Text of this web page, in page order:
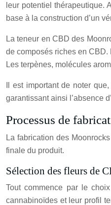
leur potentiel thérapeutique.
base à la construction d’un
La teneur en CBD des
de composés riches en CBD.
Les terpènes, molécules
Il est important de noter
garantissant ainsi l’absence
Processus de
La fabrication des
finale du produit.
Sélection des fleurs de
Tout commence par le
cannabinoïdes et leur profil